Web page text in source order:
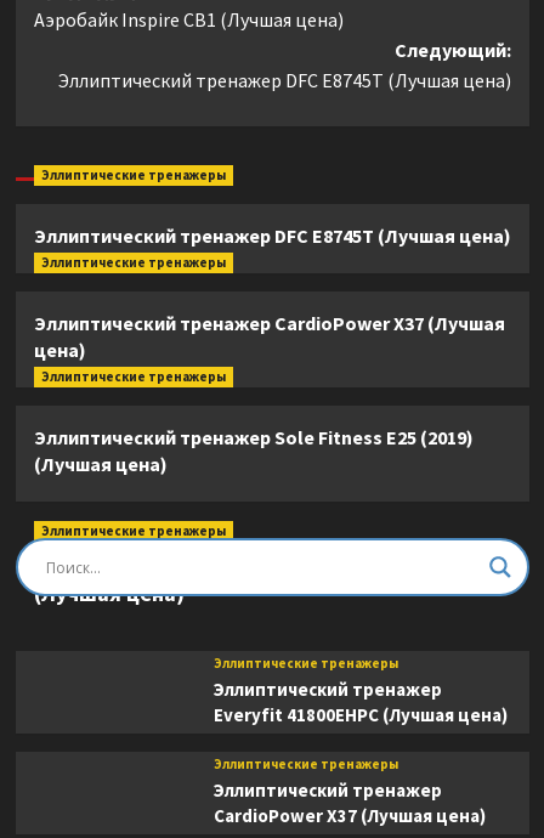
записи
Аэробайк Inspire CB1 (Лучшая цена)
Следующий:
Эллиптический тренажер DFC E8745T (Лучшая цена)
Эллиптические тренажеры
Эллиптический тренажер DFC E8745T (Лучшая цена)
Эллиптические тренажеры
Эллиптический тренажер CardioPower X37 (Лучшая
цена)
Эллиптические тренажеры
Эллиптический тренажер Sole Fitness E25 (2019)
(Лучшая цена)
Эллиптические тренажеры
Эллиптический тренажер DFC E8745T
(Лучшая цена)
Эллиптические тренажеры
Эллиптический тренажер
Everyfit 41800EHPC (Лучшая цена)
Эллиптические тренажеры
Эллиптический тренажер
CardioPower X37 (Лучшая цена)